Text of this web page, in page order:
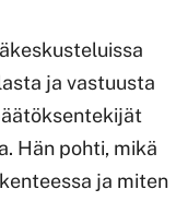
ja vastuusta
Hän pohti, mikä
ja miten